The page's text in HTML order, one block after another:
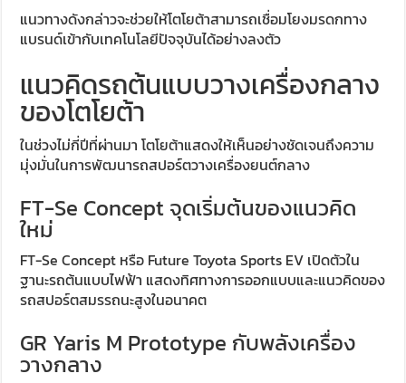
แนวทางดังกล่าวจะช่วยให้โตโยต้าสามารถเชื่อมโยงมรดกทาง
แบรนด์เข้ากับเทคโนโลยีปัจจุบันได้อย่างลงตัว
แนวคิดรถต้นแบบวางเครื่องกลาง
ของโตโยต้า
ในช่วงไม่กี่ปีที่ผ่านมา โตโยต้าแสดงให้เห็นอย่างชัดเจนถึงความ
มุ่งมั่นในการพัฒนารถสปอร์ตวางเครื่องยนต์กลาง
FT-Se Concept จุดเริ่มต้นของแนวคิด
ใหม่
FT-Se Concept หรือ Future Toyota Sports EV เปิดตัวใน
ฐานะรถต้นแบบไฟฟ้า แสดงทิศทางการออกแบบและแนวคิดของ
รถสปอร์ตสมรรถนะสูงในอนาคต
GR Yaris M Prototype กับพลังเครื่อง
วางกลาง